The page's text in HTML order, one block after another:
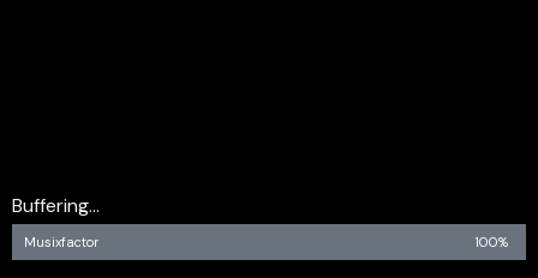
Buffering...
Musixfactor 100%